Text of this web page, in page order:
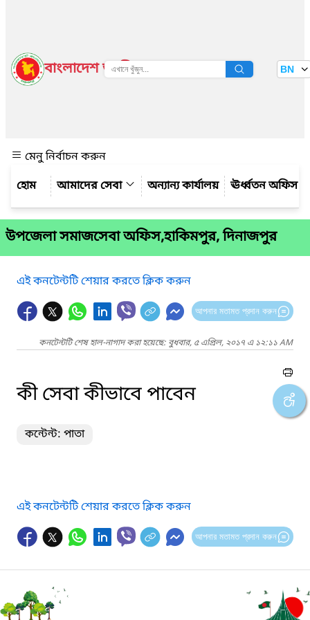
বাংলাদেশ জাতীয় তথ্য বাতায়ন BN
মেনু নির্বাচন করুন
আমাদের সেবা
অন্যান্য কার্যালয় ঊর্ধ্বতন অফিস
উপজেলা সমাজসেবা অফিস,হাকিমপুর, দিনাজপুর
এই কনটেন্টটি শেয়ার করতে ক্লিক করুন
আপনার মতামত প্রদান করুন
কনটেন্টটি শেষ হাল-নাগাদ করা হয়েছে: বুধবার, ৫ এপ্রিল, ২০১৭ এ ১২:১১ AM
কী সেবা কীভাবে পাবেন
কন্টেন্ট: পাতা
এই কনটেন্টটি শেয়ার করতে ক্লিক করুন
আপনার মতামত প্রদান করুন